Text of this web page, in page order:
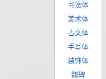
书法体
美术体
古文体
手写体
装饰体
魏碑